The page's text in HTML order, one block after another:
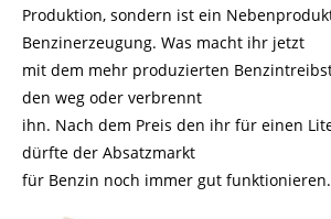
Produktion, sondern ist ein
Benzinerzeugung. Was macht ihr jetzt
mit dem mehr produzierten
den weg oder verbrennt
ihn. Nach dem Preis den ihr für einen
dürfte der Absatzmarkt
für Benzin noch immer gut funktionieren.